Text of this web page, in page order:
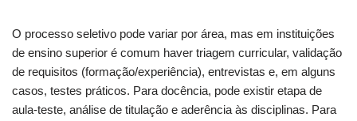
O processo seletivo pode variar por área, mas em instituições
de ensino superior é comum haver triagem curricular, validação
de requisitos (formação/experiência), entrevistas e, em alguns
casos, testes práticos. Para docência, pode existir etapa de
aula-teste, análise de titulação e aderência às disciplinas. Para